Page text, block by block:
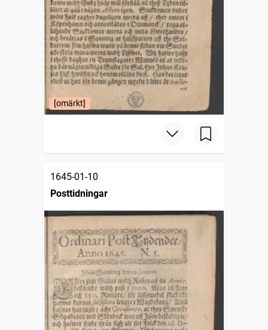
[omärkt]
1645-01-10
Posttidningar